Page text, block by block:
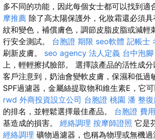
多不同的功能，因此每個女士都可以找到適
摩推薦 除了高太陽保護外，化妝霜還必須
紋和變色，補償膚色，調節皮脂皮脂或減
行安全測試。 台胞證 期限 seo軟體 記帳士
刷新皮膚。 seo agency 法人定義 台中泡腳
上，輕輕擦拭臉部。 選擇該產品的活性成
客戶注意到，奶油會變軟皮膚，保濕和低過
SPF過濾器，金屬絲提取物和維生素E，它
rwd 外商投資設立公司 台胞證 桃園 潘 整
的排名，並輕鬆選擇最佳產品。 台胞證 費用
基造成的損害。 經絡調理 按摩師證照 它是
經絡調理 礦物過濾器，也稱為物理或無機